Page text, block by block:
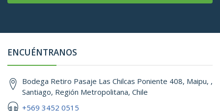
ENCUÉNTRANOS
Bodega Retiro Pasaje Las Chilcas Poniente 408, Maipu, ,
Santiago, Región Metropolitana, Chile
+569 3452 0515